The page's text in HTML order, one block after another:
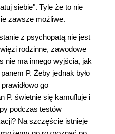
siebie". Tyle że to nie
zawsze możliwe.
z psychopatą nie jest
rodzinne, zawodowe
nie ma innego wyjścia, jak
P. Żeby jednak było
go
P. świetnie się kamufluje i
podczas testów
Na szczęście istnieje